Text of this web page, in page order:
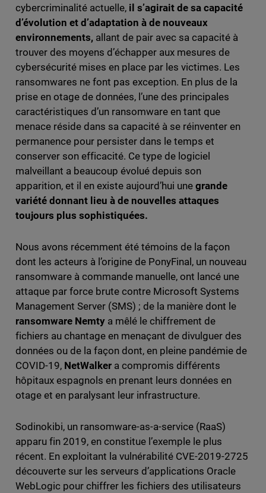
cybercriminalité actuelle, il s’agirait de sa capacité
d’évolution et d’adaptation à de nouveaux
environnements, allant de pair avec sa capacité à
trouver des moyens d’échapper aux mesures de
cybersécurité mises en place par les victimes. Les
ransomwares ne font pas exception. En plus de la
prise en otage de données, l’une des principales
caractéristiques d’un ransomware en tant que
menace réside dans sa capacité à se réinventer en
permanence pour persister dans le temps et
conserver son efficacité. Ce type de logiciel
malveillant a beaucoup évolué depuis son
apparition, et il en existe aujourd’hui une grande
variété donnant lieu à de nouvelles attaques
toujours plus sophistiquées.
Nous avons récemment été témoins de la façon
dont les acteurs à l’origine de PonyFinal, un nouveau
ransomware à commande manuelle, ont lancé une
attaque par force brute contre Microsoft Systems
Management Server (SMS) ; de la manière dont le
ransomware Nemtya mêlé le chiffrement de
fichiers au chantage en menaçant de divulguer des
données ou de la façon dont, en pleine pandémie de
COVID-19, NetWalkera compromis différents
hôpitaux espagnols en prenant leurs données en
otage et en paralysant leur infrastructure.
Sodinokibi, un ransomware-as-a-service (RaaS)
apparu fin 2019, en constitue l’exemple le plus
récent. En exploitant la vulnérabilité CVE-2019-2725
découverte sur les serveurs d’applications Oracle
WebLogic pour chiffrer les fichiers des utilisateurs